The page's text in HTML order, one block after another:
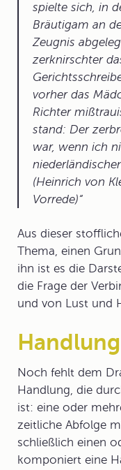
spielte sich, in
Bräutigam an
Zeugnis
zerknirschter
vorher das
Richter
stand: Der
war, wenn ich
(Heinrich von
Vorrede)
Aus dieser
Thema, einen
ihn ist es die
die Frage der
und von Lust und
Noch fehlt dem
Handlung, die
ist: eine oder
zeitliche Abfolge
schließlich einen
komponiert eine